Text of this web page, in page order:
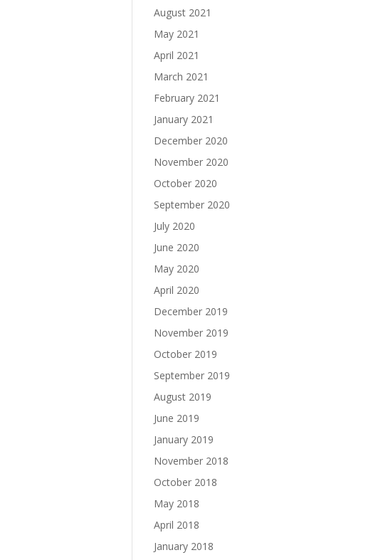
August 2021
May 2021
April 2021
March 2021
February 2021
January 2021
December 2020
November 2020
October 2020
September 2020
July 2020
June 2020
May 2020
April 2020
December 2019
November 2019
October 2019
September 2019
August 2019
June 2019
January 2019
November 2018
October 2018
May 2018
April 2018
January 2018